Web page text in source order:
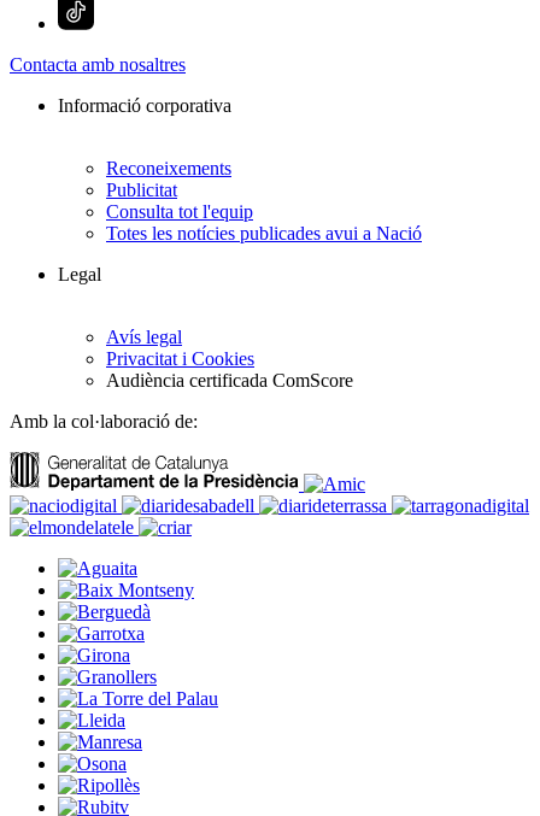
Contacta amb nosaltres
Informació corporativa
Reconeixements
Publicitat
Consulta tot l'equip
Totes les notícies publicades avui a Nació
Legal
Avís legal
Privacitat i Cookies
Audiència certificada ComScore
Amb la col·laboració de: